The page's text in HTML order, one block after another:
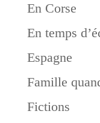
En Corse
En temps
Espagne
Famille
Fictions